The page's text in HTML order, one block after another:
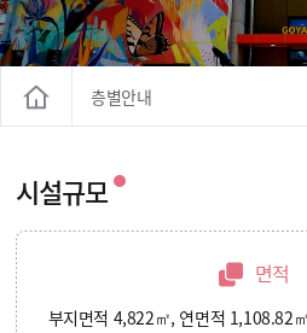
층별안내
시설규모
면적
부지면적 4,822㎡, 연면적 1,108.82